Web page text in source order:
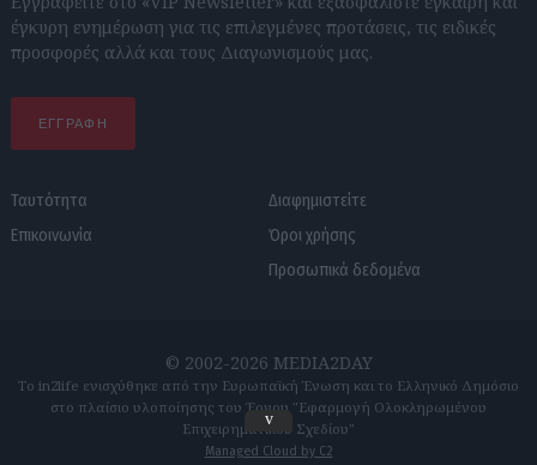
έγκυρη ενημέρωση για τις επιλεγμένες προτάσεις, τις ειδικές
προσφορές αλλά και τους Διαγωνισμούς μας.
ΕΓΓΡΑΦΗ
Ταυτότητα
Επικοινωνία
Διαφημιστείτε
Όροι χρήσης
Προσωπικά δεδομένα
© 2002-2026 MEDIA2DAY
Το in2life ενισχύθηκε από την Ευρωπαϊκή Ένωση και το Ελληνικό Δημόσιο
στο πλαίσιο υλοποίησης του Έργου "Εφαρμογή Ολοκληρωμένου
Επιχειρηματικού Σχεδίου"
Managed Cloud by C2
v